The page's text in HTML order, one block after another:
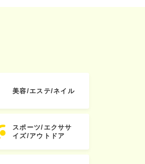
美容/エステ/ネイル
スポーツ/エクササ
イズ/アウトドア